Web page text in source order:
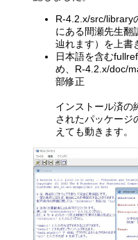
R-4.2.x/src/library
にある間瀬先生翻
辿れます）を上書
日本語を含む
め、R-4.2.x/doc/
部修正
インストール済の
されたパッケージ
えても動きます。